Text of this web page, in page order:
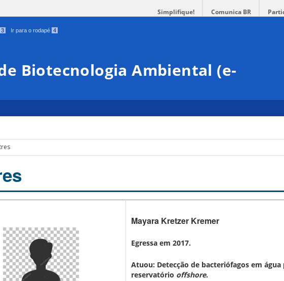
Simplifique! Comunica BR
3 Ir para o rodapé 4
Biotecnologia Ambiental (e-
Mayara Kretzer Kremer
Egressa em 2017.
Atuou: Detecção de bacteriófagos em
reservatório offshore.